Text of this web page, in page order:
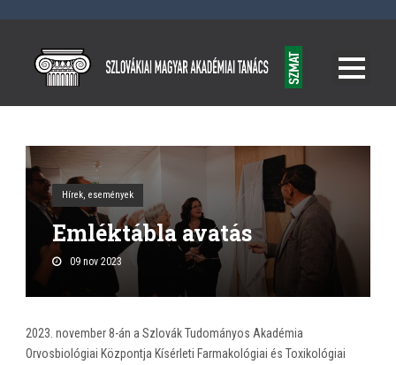
Hírek, események
Emléktábla avatás
09 nov 2023
2023. november 8-án a Szlovák Tudományos Akadémia
Orvosbiológiai Központja Kísérleti Farmakológiai és Toxikológiai